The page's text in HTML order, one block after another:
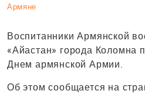
Армяне
Воспитанники Армянской
«Айастан» города Коломна
Днем армянской Армии.
Об этом сообщается на